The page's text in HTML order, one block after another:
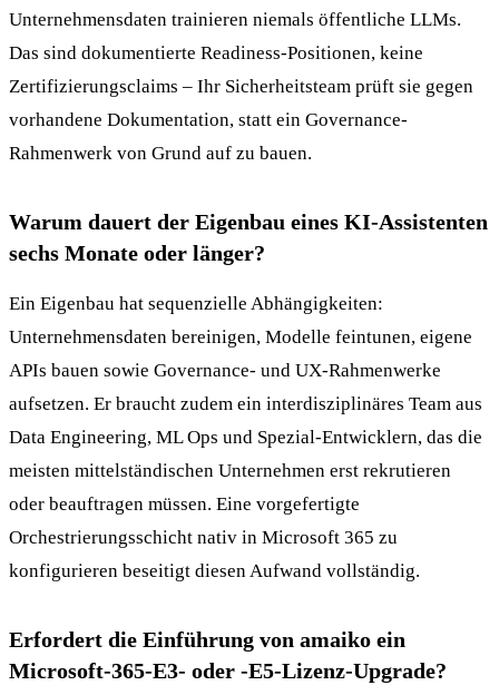
Unternehmensdaten trainieren niemals öffentliche LLMs.
Das sind dokumentierte Readiness-Positionen, keine
Zertifizierungsclaims – Ihr Sicherheitsteam prüft sie gegen
vorhandene Dokumentation, statt ein Governance-
Rahmenwerk von Grund auf zu bauen.
Warum dauert der Eigenbau eines KI-Assistenten
sechs Monate oder länger?
Ein Eigenbau hat sequenzielle Abhängigkeiten:
Unternehmensdaten bereinigen, Modelle feintunen, eigene
APIs bauen sowie Governance- und UX-Rahmenwerke
aufsetzen. Er braucht zudem ein interdisziplinäres Team aus
Data Engineering, ML Ops und Spezial-Entwicklern, das die
meisten mittelständischen Unternehmen erst rekrutieren
oder beauftragen müssen. Eine vorgefertigte
Orchestrierungsschicht nativ in Microsoft 365 zu
konfigurieren beseitigt diesen Aufwand vollständig.
Erfordert die Einführung von amaiko ein
Microsoft-365-E3- oder -E5-Lizenz-Upgrade?